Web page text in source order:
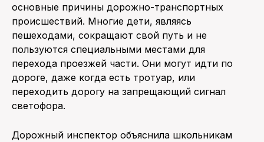
основные причины дорожно-транспортных
происшествий. Многие дети, являясь
пешеходами, сокращают свой путь и не
пользуются специальными местами для
перехода проезжей части. Они могут идти по
дороге, даже когда есть тротуар, или
переходить дорогу на запрещающий сигнал
светофора.
Дорожный инспектор объяснила школьникам